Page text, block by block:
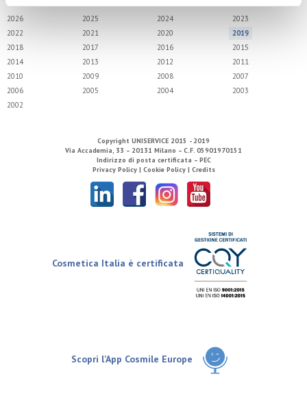
2026 2025 2024
2023
2022
2021 2020
2019
2018
2017 2016
2015
2014
2013 2012
2011
2010
2009 2008
2007
2006
2005 2004
2003
2002
Copyright UNISERVICE 2015 - 2019
Via Accademia, 33 – 20131 Milano – C.F. 05901970151
Indirizzo di posta certificata – PEC
Privacy Policy | Cookie Policy | Credits
Cosmetica Italia è certificata
Scopri l'App Cosmile Europe